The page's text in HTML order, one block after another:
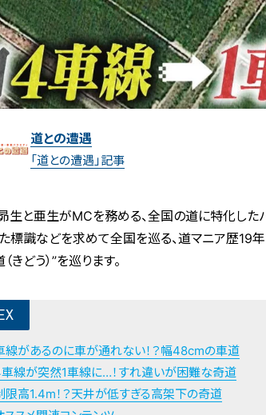
道との遭遇
「道との遭遇」記事
生と亜生がMCを務める、全国の道に特化した
標識などを求めて全国を巡る、道マニア歴19
きどう）”を巡ります。
線があるのに車が通れない！？幅48cmの車道
線が突然1車線に…！すれ違いが困難な奇道
限高1.4m！？天井が低すぎる高架下の奇道